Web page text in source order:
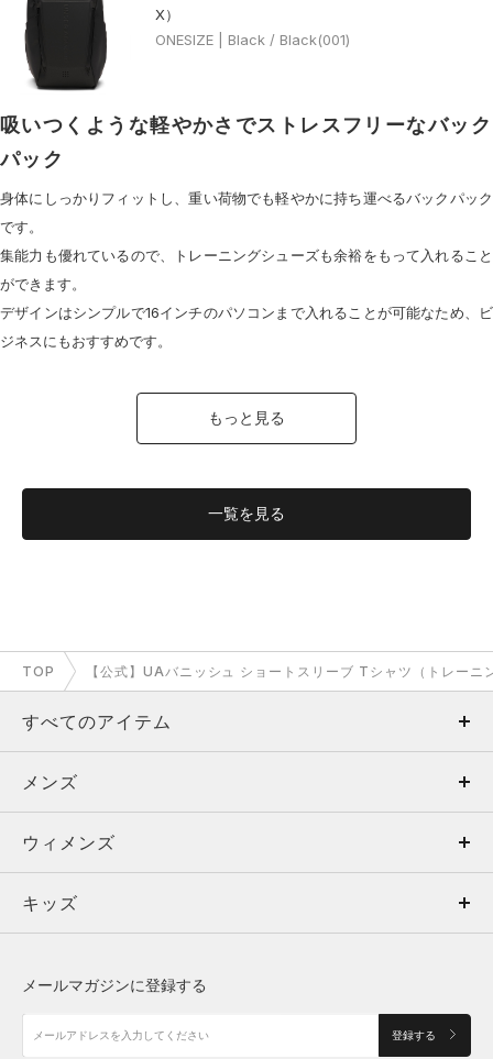
X）
ONESIZE | Black / Black(001)
吸いつくような軽やかさでストレスフリーなバック
パック
身体にしっかりフィットし、重い荷物でも軽やかに持ち運べるバックパック
です。
集能力も優れているので、トレーニングシューズも余裕をもって入れること
ができます。
デザインはシンプルで16インチのパソコンまで入れることが可能なため、ビ
ジネスにもおすすめです。
もっと見る
一覧を 見る
TOP 【公式】UAバニッシュ ショートスリーブ Tシャツ（トレー
すべてのアイテム
メンズ
ウィメンズ
キッズ
アクセサリー
メンズ
トップス
ボトムス
アクセサリー
ウィメンズ
トップス
シューズ
キッズ
メールマガジンに登録する
登録する